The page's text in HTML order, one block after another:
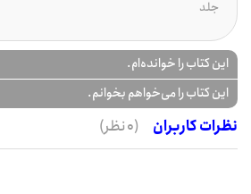
جلد
این کتاب را خوانده‌ام.
این کتاب را می‌خواهم بخوانم.
نظرات کاربران
(0 نظر)